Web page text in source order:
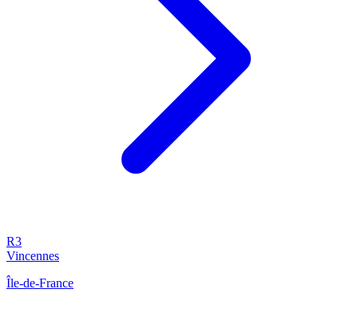
R3
Vincennes
Île-de-France